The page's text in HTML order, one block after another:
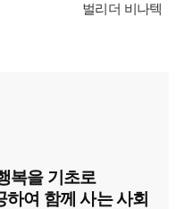
벌리더 비나텍
복을 기초로
여 함께 사는 사회